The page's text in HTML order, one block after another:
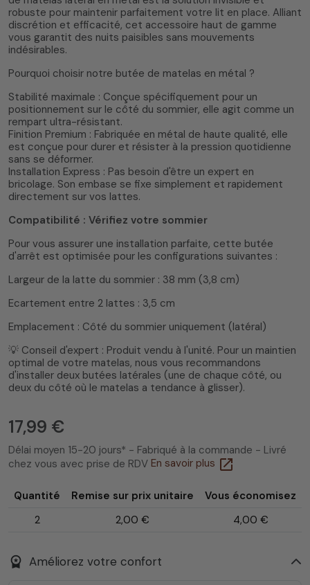
5/5(37 avis)
robuste pour maintenir parfaitement votre lit en place. Alliant
discrétion et efficacité, cet accessoire haut de gamme
vous garantit des nuits paisibles sans mouvements
indésirables.
Pourquoi choisir notre butée de matelas en métal ?
Stabilité maximale : Conçue spécifiquement pour un
positionnement sur le côté du sommier, elle agit comme un
rempart ultra-résistant.
Finition Premium : Fabriquée en métal de haute qualité, elle
est conçue pour durer et résister à la pression quotidienne
sans se déformer.
Installation Express : Pas besoin d'être un expert en
bricolage. Son embase se fixe simplement et rapidement
directement sur vos lattes.
Compatibilité : Vérifiez votre sommier
Pour vous assurer une installation parfaite, cette butée
d'arrêt est optimisée pour les configurations suivantes :
Largeur de la latte du sommier : 38 mm (3,8 cm)
Ecartement entre 2 lattes : 3,5 cm
Emplacement : Côté du sommier uniquement (latéral)
💡 Conseil d'expert : Produit vendu à l'unité. Pour un maintien
optimal de votre matelas, nous vous recommandons
d'installer deux butées latérales (une de chaque côté, ou
deux du côté où le matelas a tendance à glisser).
17,99 €
Délai moyen 15-20 jours* - Fabriqué à la commande - Livré
chez vous avec prise de RDV En savoir plus open_in_new
Quantité Remise sur prix unitaire
Vous économisez
2
2,00 € 4,00 €
workspace_premium Améliorez votre confort